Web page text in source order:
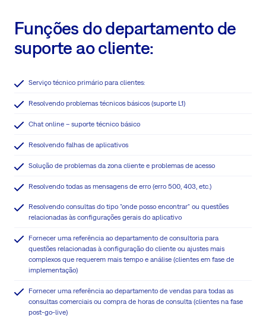
Funções do departamento de
suporte ao cliente:
Serviço técnico primário para clientes:
Resolvendo problemas técnicos básicos (suporte L1)
Chat online – suporte técnico básico
Resolvendo falhas de aplicativos
Solução de problemas da zona cliente e problemas de acesso
Resolvendo todas as mensagens de erro (erro 500, 403, etc.)
Resolvendo consultas do tipo "onde posso encontrar" ou questões
relacionadas às configurações gerais do aplicativo
Fornecer uma referência ao departamento de consultoria para
questões relacionadas à configuração do cliente ou ajustes mais
complexos que requerem mais tempo e análise (clientes em fase de
implementação)
Fornecer uma referência ao departamento de vendas para todas as
consultas comerciais ou compra de horas de consulta (clientes na fase
post-go-live)